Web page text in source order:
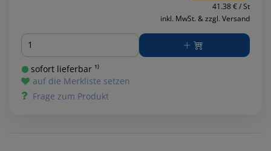
41.38 € / St
inkl. MwSt. & zzgl. Versand
Menge
sofort lieferbar ¹⁾
auf die Merkliste setzen
Frage zum Produkt